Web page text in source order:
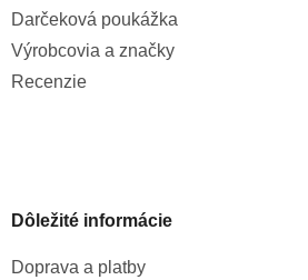
Darčeková poukážka
Výrobcovia a značky
Recenzie
Dôležité informácie
Doprava a platby